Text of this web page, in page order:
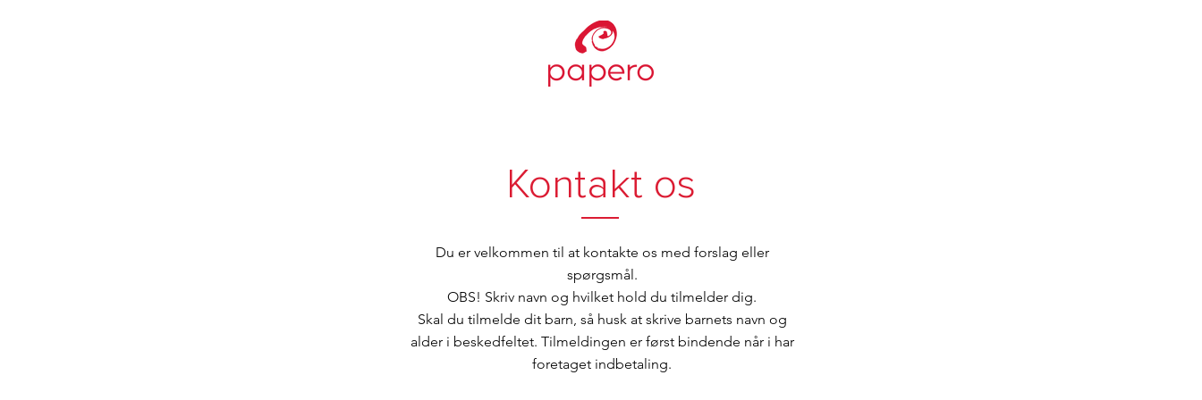
Kontakt os
Du er velkommen til at kontakte os med forslag eller
spørgsmål.
OBS! Skriv navn og hvilket hold du tilmelder dig.
Skal du tilmelde dit barn, så husk at skrive barnets navn og
alder i beskedfeltet. Tilmeldingen er først bindende når i har
foretaget indbetaling.